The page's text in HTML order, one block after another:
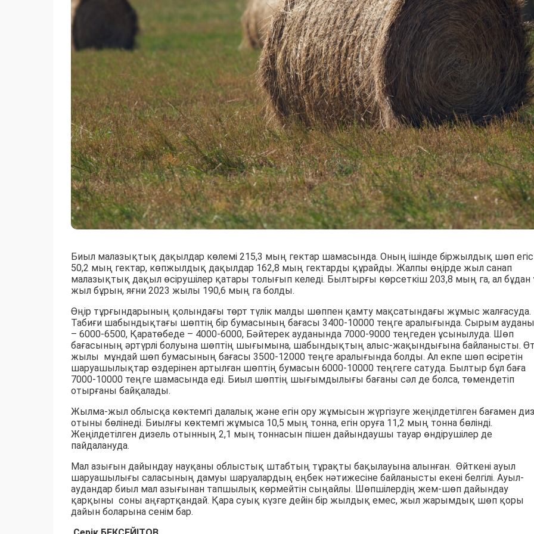
Биыл малазықтық дақылдар көлемі 215,3 мың гектар шамасында. Оның ішінде біржылдық шөп
50,2 мың гектар, көпжылдық дақылдар 162,8 мың гектарды құрайды. Жалпы өңірде жыл санап
малазықтық дақыл өсірушілер қатары толығып келеді. Былтырғы көрсеткіш 203,8 мың га, ал
жыл бұрын, яғни 2023 жылы 190,6 мың га болды.
Өңір тұрғындарының қолындағы төрт түлік малды шөппен қамту мақсатындағы жұмыс жалғасуда.
Табиғи шабындықтағы шөптің бір бумасының бағасы 3400-10000 теңге аралығында. Сырым
– 6000-6500, Қаратөбеде – 4000-6000, Бәйтерек ауданында 7000-9000 теңгеден ұсынылуда. Шөп
бағасының әртүрлі болуына шөптің шығымына, шабындықтың алыс-жақындығына байланысты.
жылы мұндай шөп бумасының бағасы 3500-12000 теңге аралығында болды. Ал екпе шөп өсіретін
шаруашылықтар өздерінен артылған шөптің бумасын 6000-10000 теңгеге сатуда. Былтыр бұл баға
7000-10000 теңге шамасында еді. Биыл шөптің шығымдылығы бағаны сәл де болса, төмендетіп
отырғаны байқалады.
Жылма-жыл облысқа көктемгі далалық және егін ору жұмысын жүргізуге жеңілдетілген бағамен
отыны бөлінеді. Биылғы көктемгі жұмыса 10,5 мың тонна, егін оруға 11,2 мың тонна бөлінді.
Жеңілдетілген дизель отынның 2,1 мың тоннасын пішен дайындаушы тауар өндірушілер де
пайдалануда.
Мал азығын дайындау науқаны облыстық штабтың тұрақты бақылауына алынған. Өйткені ауыл
шаруашылығы саласының дамуы шаруалардың еңбек нәтижесіне байланысты екені белгілі. Ауыл-
аудандар биыл мал азығынан тапшылық көрмейтін сыңайлы. Шөпшілердің жем-шөп дайындау
қарқыны соны аңғартқандай. Қара суық күзге дейін бір жылдық емес, жыл жарымдық шөп қоры
дайын боларына сенім бар.